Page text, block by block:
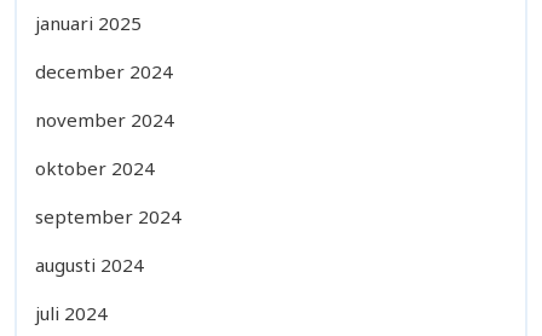
januari 2025
december 2024
november 2024
oktober 2024
september 2024
augusti 2024
juli 2024